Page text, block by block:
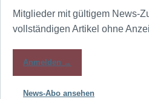
Mitglieder mit gültigem News-
vollständigen Artikel ohne
Anmelden →
News-Abo ansehen